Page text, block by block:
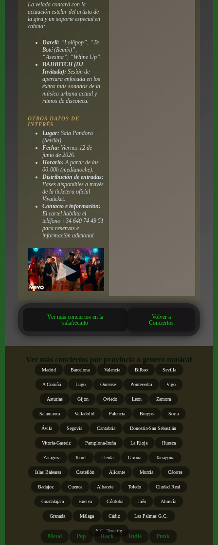
La velada contará con la
actuación estelar del artista de
la gira y un soporte especial en
cabina:
Darell: “Lollipop”, “Te
Boté (Remix)”,
“Asesina”, “Whine Up”.
BADBITCH (DJ
Invitada): Sesión de
apertura enfocada en los
éxitos más sonados de la
música urbana actual y
ritmos de discoteca.
OTROS DATOS DE
INTERÉS
Lugar: Sala Pandora
(Sevilla).
Fecha: Viernes 12 de
junio de 2026.
Horario: A partir de las
00:00h (medianoche).
Distribución de entradas:
Pases disponibles a través
de la ticketera oficial
Vivaticket.
Contacto e información:
El cartel habilita el
teléfono +34 640 74 49 51
para reservas e
información adicional.
Ver más conciertos en la
sala/recinto
Volver a
Conciertos
Ver más conciertos por provincia o género musical
Madrid Barcelona Valencia Bilbao Sevilla
A Coruña Lugo Ourense Pontevedra Vigo
Asturias Gijón Oviedo León Zamora
Salamanca Valladolid Palencia Burgos Soria
Ávila Segovia Cantabria Donostia-San Sebastián
Vitoria-Gasteiz Pamplona-Iruña La Rioja Huesca
Zaragoza Teruel Lleida Girona Tarragona
Islas Baleares Castellón Alicante Murcia Cáceres
Badajoz Cuenca Albacete Toledo Ciudad Real
Guadalajara Huelva Córdoba Jaén Almería
Granada Málaga Cádiz Las Palmas G.C.
S.C. Tenerife
Metal Pop Rock Indie Punk